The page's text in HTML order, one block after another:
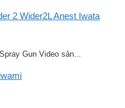
2 Wider2L Anest Iwata
Gun Video sản...